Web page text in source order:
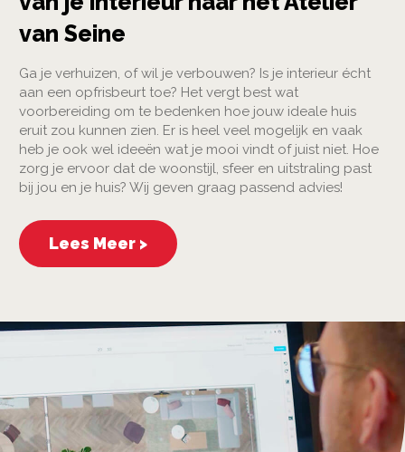
van Seine
Ga je verhuizen, of wil je verbouwen? Is je interieur écht
aan een opfrisbeurt toe? Het vergt best wat
voorbereiding om te bedenken hoe jouw ideale huis
eruit zou kunnen zien. Er is heel veel mogelijk en vaak
heb je ook wel ideeën wat je mooi vindt of juist niet. Hoe
zorg je ervoor dat de woonstijl, sfeer en uitstraling past
bij jou en je huis? Wij geven graag passend advies!
Lees Meer >